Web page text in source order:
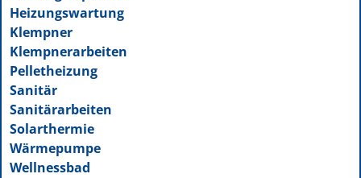
Heizungswartung
Klempner
Klempnerarbeiten
Pelletheizung
Sanitär
Sanitärarbeiten
Solarthermie
Wärmepumpe
Wellnessbad